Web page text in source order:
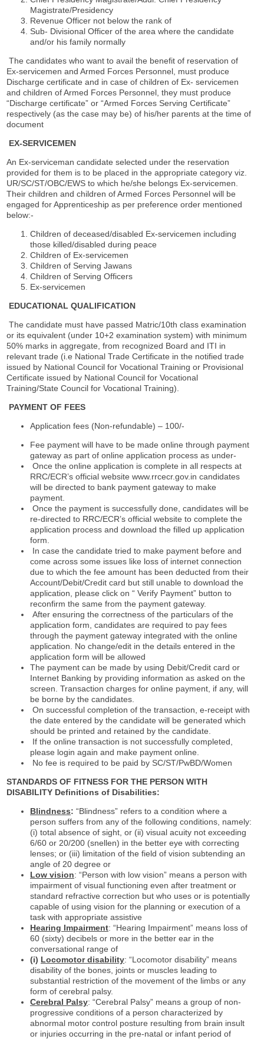
Magistrate/Presidency
Revenue Officer not below the rank of
Sub- Divisional Officer of the area where the candidate
and/or his family normally
The candidates who want to avail the benefit of reservation of
Ex-servicemen and Armed Forces Personnel, must produce
Discharge certificate and in case of children of Ex- servicemen
and children of Armed Forces Personnel, they must produce
“Discharge certificate” or “Armed Forces Serving Certificate”
respectively (as the case may be) of his/her parents at the time of
document
EX-SERVICEMEN
An Ex-serviceman candidate selected under the reservation
provided for them is to be placed in the appropriate category viz.
UR/SC/ST/OBC/EWS to which he/she belongs Ex-servicemen.
Their children and children of Armed Forces Personnel will be
engaged for Apprenticeship as per preference order mentioned
below:-
Children of deceased/disabled Ex-servicemen including
those killed/disabled during peace
Children of Ex-servicemen
Children of Serving Jawans
Children of Serving Officers
Ex-servicemen
EDUCATIONAL QUALIFICATION
The candidate must have passed Matric/10th class examination
or its equivalent (under 10+2 examination system) with minimum
50% marks in aggregate, from recognized Board and ITI in
relevant trade (i.e National Trade Certificate in the notified trade
issued by National Council for Vocational Training or Provisional
Certificate issued by National Council for Vocational
Training/State Council for Vocational Training).
PAYMENT OF FEES
Application fees (Non-refundable) – 100/-
Fee payment will have to be made online through payment
gateway as part of online application process as under-
Once the online application is complete in all respects at
RRC/ECR’s official website www.rrcecr.gov.in candidates
will be directed to bank payment gateway to make
payment.
Once the payment is successfully done, candidates will be
re-directed to RRC/ECR’s official website to complete the
application process and download the filled up application
form.
In case the candidate tried to make payment before and
come across some issues like loss of internet connection
due to which the fee amount has been deducted from their
Account/Debit/Credit card but still unable to download the
application, please click on “ Verify Payment” button to
reconfirm the same from the payment gateway.
After ensuring the correctness of the particulars of the
application form, candidates are required to pay fees
through the payment gateway integrated with the online
application. No change/edit in the details entered in the
application form will be allowed
The payment can be made by using Debit/Credit card or
Internet Banking by providing information as asked on the
screen. Transaction charges for online payment, if any, will
be borne by the candidates.
On successful completion of the transaction, e-receipt with
the date entered by the candidate will be generated which
should be printed and retained by the candidate.
If the online transaction is not successfully completed,
please login again and make payment online.
No fee is required to be paid by SC/ST/PwBD/Women
STANDARDS OF FITNESS FOR THE PERSON WITH
DISABILITY Definitions of Disabilities:
Blindness: “Blindness” refers to a condition where a
person suffers from any of the following conditions, namely:
(i) total absence of sight, or (ii) visual acuity not exceeding
6/60 or 20/200 (snellen) in the better eye with correcting
lenses; or (iii) limitation of the field of vision subtending an
angle of 20 degree or
Low vision: “Person with low vision” means a person with
impairment of visual functioning even after treatment or
standard refractive correction but who uses or is potentially
capable of using vision for the planning or execution of a
task with appropriate assistive
Hearing Impairment: “Hearing Impairment” means loss of
60 (sixty) decibels or more in the better ear in the
conversational range of
(i) Locomotor disability: “Locomotor disability” means
disability of the bones, joints or muscles leading to
substantial restriction of the movement of the limbs or any
form of cerebral palsy.
Cerebral Palsy: “Cerebral Palsy” means a group of non-
progressive conditions of a person characterized by
abnormal motor control posture resulting from brain insult
or injuries occurring in the pre-natal or infant period of